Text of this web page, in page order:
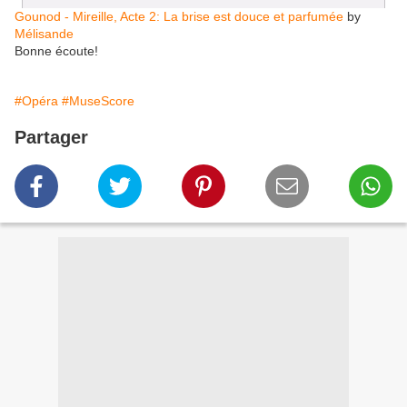
Gounod - Mireille, Acte 2: La brise est douce et parfumée by
Mélisande
Bonne écoute!
#Opéra #MuseScore
Partager